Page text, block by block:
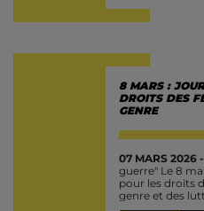
8 MARS :
DROITS DES
GENRE
07 MARS 2026 -
guerre" Le 8
pour les droits
genre et des